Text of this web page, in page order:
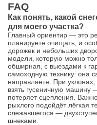
FAQ
Как понять, какой
для моего участка?
Главный ориентир — это
планируете очищать, и
дорожек и небольших
модели, которую можно
обширная, с выездами к
самоходную технику: она
направляете. При
взять гусеничную машину
потеряет сцепления.
рыхлого подойдёт лёгкая
слежавшегося —
шнеками.